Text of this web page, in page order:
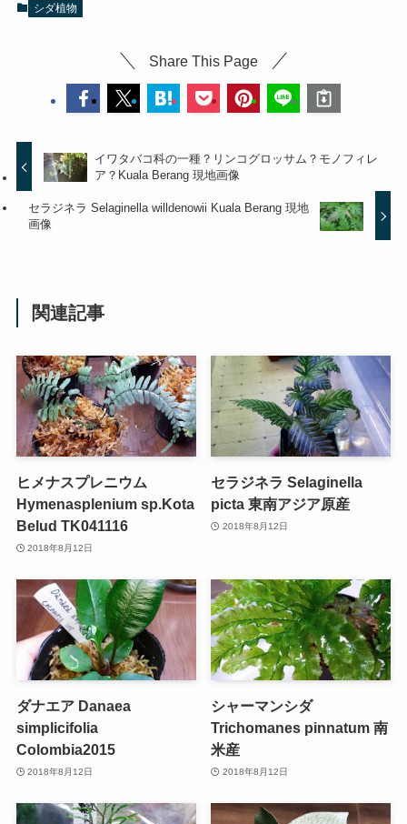
シダ植物
Share This Page
イワタバコ科の一種？リンコグロッサム？モノフィレ
ア？Kuala Berang 現地画像
セラジネラ Selaginella willdenowii Kuala Berang 現地
画像
関連記事
ヒメナスプレニウム
Hymenasplenium sp.Kota
Belud TK041116
2018年8月12日
セラジネラ Selaginella
picta 東南アジア原産
2018年8月12日
ダナエア Danaea
simplicifolia
Colombia2015
2018年8月12日
シャーマンシダ
Trichomanes pinnatum 南
米産
2018年8月12日